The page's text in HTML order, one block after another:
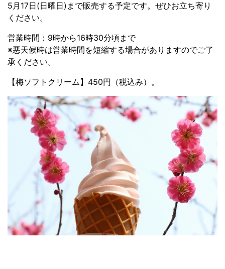
5月17日(日曜日)まで販売する予定です。ぜひお立ち寄り
ください。
営業時間：9時から16時30分頃まで
※悪天候時は営業時間を短縮する場合がありますのでご了
承ください。
【梅ソフトクリーム】450円（税込み）。